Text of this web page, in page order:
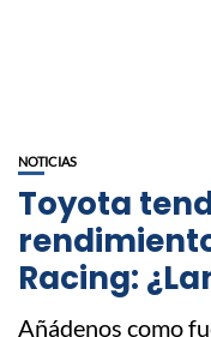
NOTICIAS
Toyota
Racing:
Añádenos como